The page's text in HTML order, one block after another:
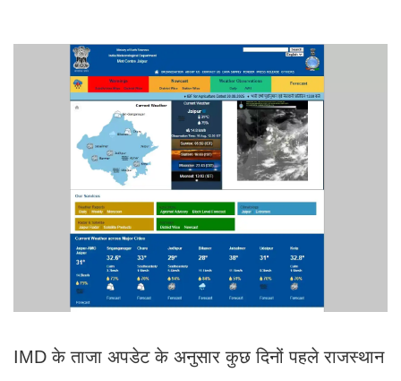
IMD के ताजा अपडेट के अनुसार कुछ दिनों पहले राजस्थान